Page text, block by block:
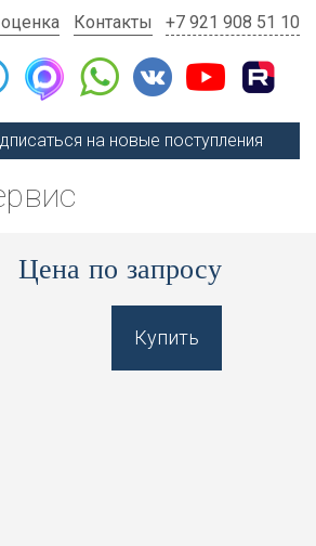
Контакты +7 921 908 51 10
на новые поступления
Цена по запросу
Купить